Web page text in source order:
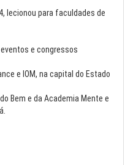
lecionou para faculdades de
e congressos
e IOM, na capital do Estado
Bem e da Academia Mente e